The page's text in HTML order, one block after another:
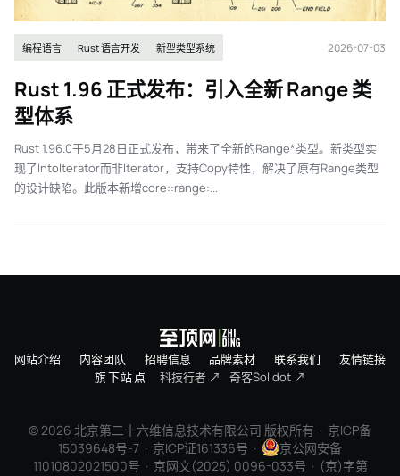
编程语言 Rust 语言开发 新型类型系统 2026-07-03
Rust 1.96 正式发布：引入全新 Range 类
型体系
Rust 1.96.0于5月28日正式发布，带来了全新的Range*类型。新类型实
现了IntoIterator而非Iterator，支持Copy特性，解决了原有Range类型
的设计缺陷。此版本新增core::range:...
网站介绍 内容团队 招聘信息 品牌素材 联系我们
友情链接
旗下站点
科技行者 ↗ 奇客Solidot ↗
© 2026 北京第二十六维信息技术有限公司 版权所有 · 京ICP备
15039648号-7 · 京ICP证161336号 ·
京公网安备
11010802021500号 · 京网文(2025) 0096-033号 · (京)字第